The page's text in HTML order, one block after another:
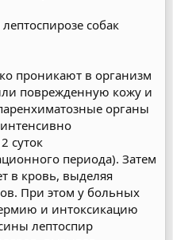
собак
проникают в организм
поврежденную кожу и
органы
суток
периода). Затем
в кровь, выделяя
При этом у больных
и интоксикацию
лептоспир